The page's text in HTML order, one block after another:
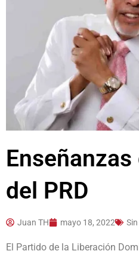
Enseñanzas
del PRD
Juan TH mayo 18, 2022
El Partido de la Liberación